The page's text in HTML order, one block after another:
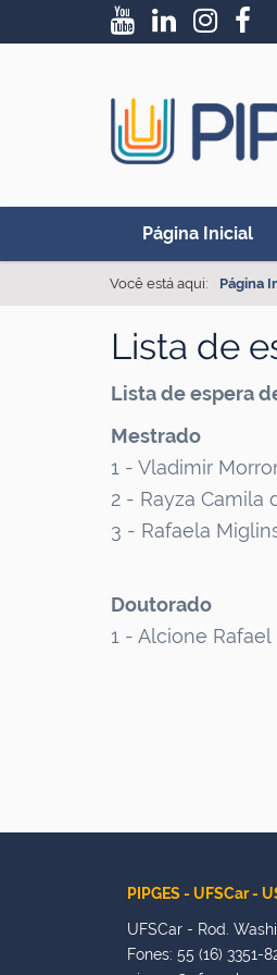
Página Inicial
Você está aqui: Página
Lista de
Lista de espera
Mestrado
1 - Vladimir
2 - Rayza Camila
3 - Rafaela
Doutorado
1 - Alcione Rafael
PIPGES - UFSCar -
UFSCar - Rod.
Fones: 55 (16) 3351-